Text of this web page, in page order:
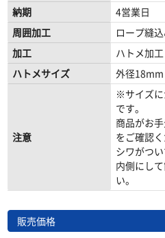
納期
4営業日
周囲加工
ロープ縫
加工
ハトメ加工
ハトメサイズ
外径
注意
※サイズに
です。
商品がお
をご確認く
シワがつ
内側にし
い。
販売価格